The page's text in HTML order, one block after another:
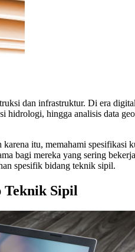
dan infrastruktur. Di era
hingga analisis data
itu, memahami spesifikasi
bagi mereka yang sering
spesifik bidang teknik sipil.
Teknik Sipil